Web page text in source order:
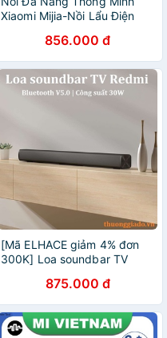
Xiaomi Mijia-Nồi Lẩu Điện
856.000 đ
[Mã ELHACE giảm 4% đơn
300K] Loa soundbar TV
V5.0, công suất 30W
875.000 đ